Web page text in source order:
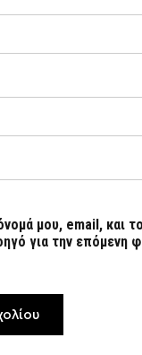
μου, email, και
για την επόμενη